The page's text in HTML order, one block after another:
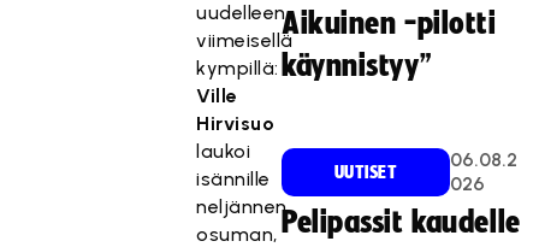
uudelleen
viimeisellä
kympillä:
Ville
Hirvisuo
laukoi
isännille
neljännen
osuman,
Aikuinen -pilotti
käynnistyy”
UUTISET
06.08.2
026
Pelipassit kaudelle